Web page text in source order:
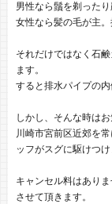
男性なら鬚を剃った
女性なら髪の毛が主
それだけではなく石
ます。
すると排水パイプの
しかし、そんな時は
川崎市宮前区近郊を
ッフがスグに駆けつけ
キャンセル料はあり
させて頂きます。